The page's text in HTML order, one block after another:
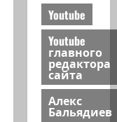
Youtube
Youtube
главного
редактора
сайта
Алекс
Бальядиев